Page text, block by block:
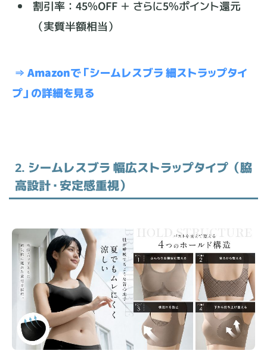
割引率：45%OFF ＋ さらに5%ポイント還元
（実質半額相当）
⇒ Amazonで「シームレスブラ 細ストラップタイ
プ」の詳細を見る
2. シームレスブラ 幅広ストラップタイプ（脇
高設計・安定感重視）